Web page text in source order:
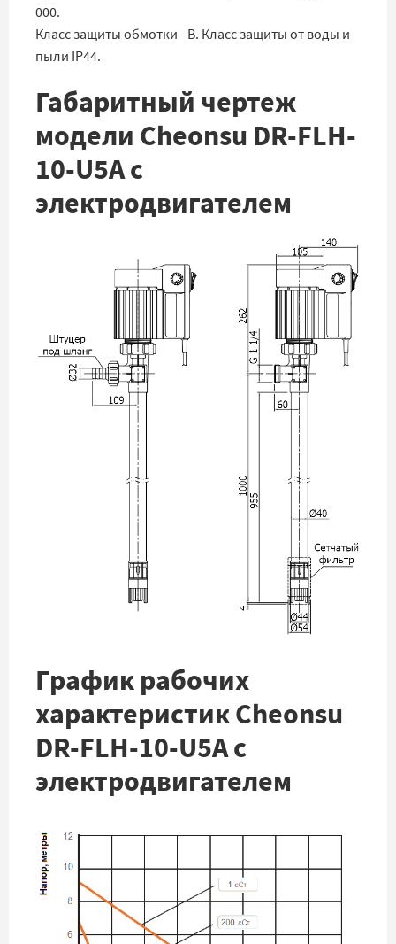
000.
Класс защиты обмотки - B. Класс защиты от воды и
пыли IP44.
Габаритный чертеж
модели Cheonsu DR-FLH-
10-U5A с
электродвигателем
График рабочих
характеристик Cheonsu
DR-FLH-10-U5A с
электродвигателем